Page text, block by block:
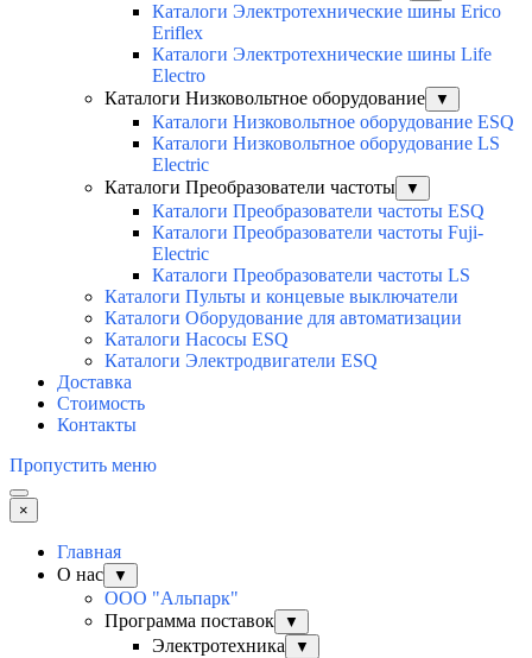
Каталоги Электротехнические шины Erico
Eriflex
Каталоги Электротехнические шины Life
Electro
Каталоги Низковольтное оборудование
▼
Каталоги Низковольтное оборудование ESQ
Каталоги Низковольтное оборудование LS
Electric
Каталоги Преобразователи частоты
▼
Каталоги Преобразователи частоты ESQ
Каталоги Преобразователи частоты Fuji-
Electric
Каталоги Преобразователи частоты LS
Каталоги Пульты и концевые выключатели
Каталоги Оборудование для автоматизации
Каталоги Насосы ESQ
Каталоги Электродвигатели ESQ
Доставка
Стоимость
Контакты
Пропустить меню
×
Главная
О нас
▼
ООО "Альпарк"
Программа поставок
▼
Электротехника ▼